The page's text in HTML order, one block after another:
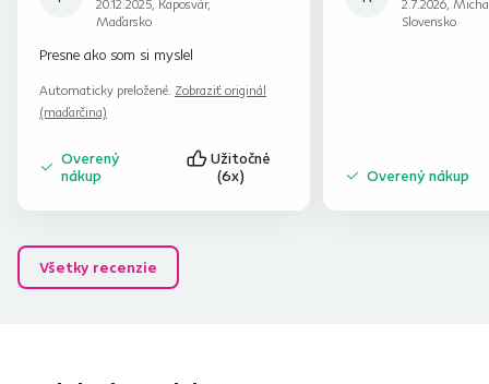
20.12.2025, Kaposvár,
Maďarsko
Presne ako som si myslel
Automaticky preložené. Zobraziť originál
(maďarčina)
Overený
nákup
Užitočné
(6x)
2.7.2026,
Slovensko
Overený nákup
Všetky recenzie